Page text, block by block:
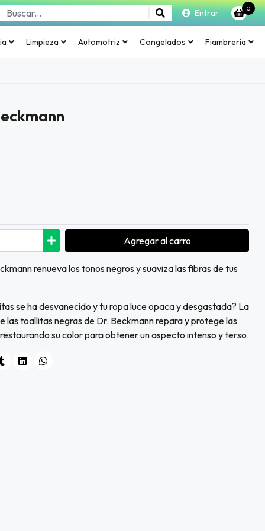
Entrar 0
Limpieza Automotriz Congelados Fiambreria
Agregaral carro
renueva los tonos negros y suaviza las fibras de tus
se ha desvanecido y tu ropa luce opaca y desgastada? La
las toallitas negras de Dr. Beckmann repara y protege las
su color para obtener un aspecto intenso y terso.